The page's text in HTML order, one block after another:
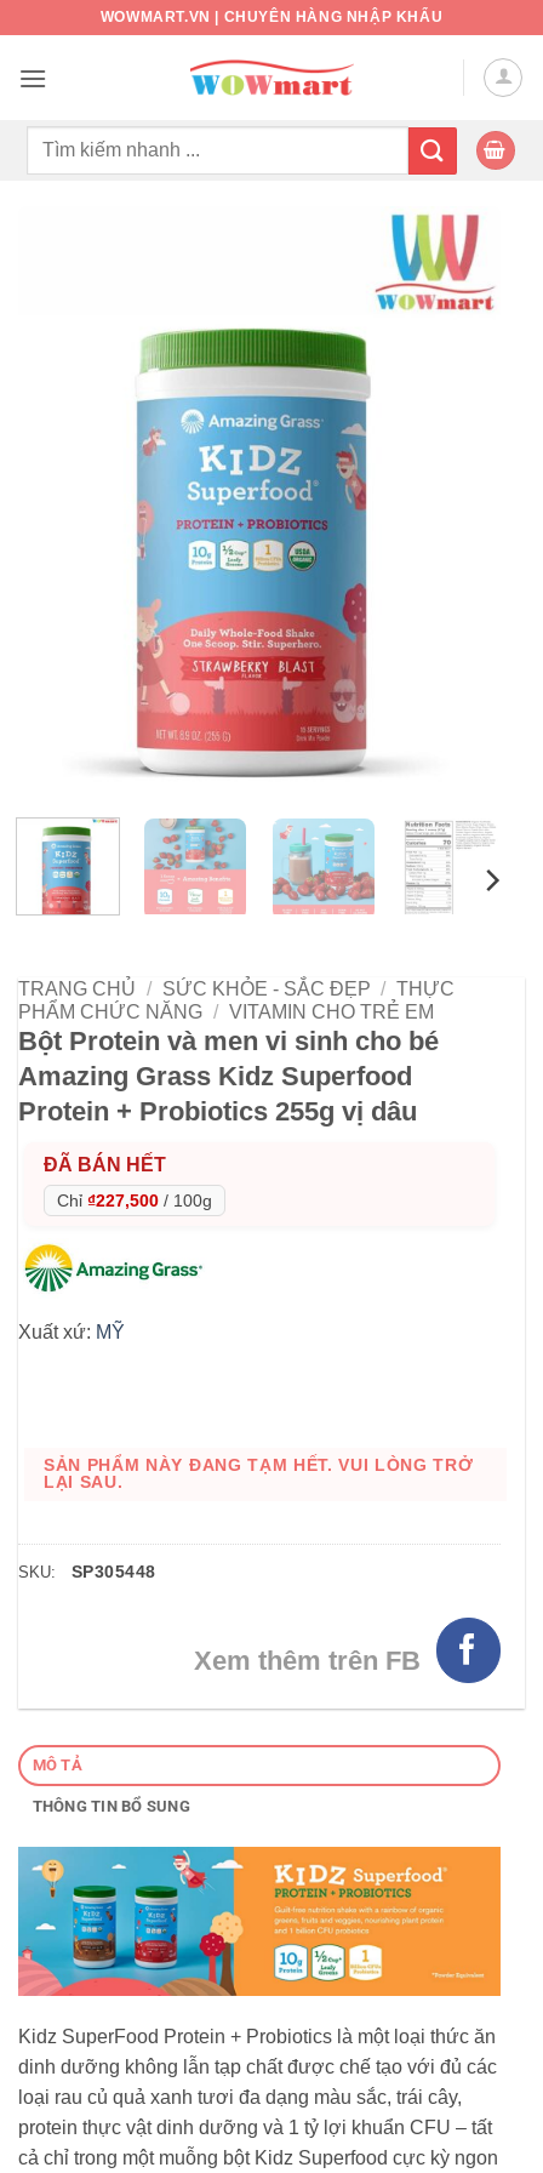
nội
WOWMART.VN | CHUYÊN HÀNG NHẬP KHẨU
Tìm
TRANG CHỦ / SỨC KHỎE - SẮC ĐẸP / THỰC
PHẨM CHỨC NĂNG / VITAMIN CHO TRẺ EM
Bột Protein và men vi sinh cho bé
Amazing Grass Kidz Superfood
Protein + Probiotics 255g vị dâu
ĐÃ BÁN HẾT
Chỉ ₫227,500 / 100g
Xuất xứ: MỸ
SẢN PHẨM NÀY ĐANG TẠM HẾT. VUI LÒNG TRỞ
LẠI SAU.
SKU: SP305448
Xem thêm trên FB
MÔ TẢ
THÔNG TIN BỔ SUNG
Kidz SuperFood Protein + Probiotics là một loại thức ăn
dinh dưỡng không lẫn tạp chất được chế tạo với đủ các
loại rau củ quả xanh tươi đa dạng màu sắc, trái cây,
protein thực vật dinh dưỡng và 1 tỷ lợi khuẩn CFU – tất
cả chỉ trong một muỗng bột Kidz Superfood cực kỳ ngon